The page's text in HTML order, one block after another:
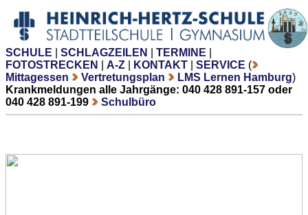
SCHULE SCHLAGZEILEN TERMINE
FOTOSTRECKEN
A-Z KONTAKT SERVICE (
Mittagessen
Vertretungsplan LMS Lernen Hamburg)
Krankmeldungen alle Jahrgänge: 040 428 891-157 oder
040 428 891-199
Schulbüro